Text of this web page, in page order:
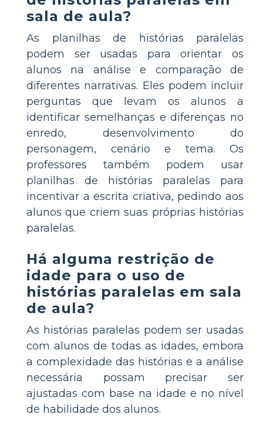
sala de aula?
As planilhas de histórias paralelas
podem ser usadas para orientar os
alunos na análise e comparação de
diferentes narrativas. Eles podem incluir
perguntas que levam os alunos a
identificar semelhanças e diferenças no
enredo, desenvolvimento do
personagem, cenário e tema. Os
professores também podem usar
planilhas de histórias paralelas para
incentivar a escrita criativa, pedindo aos
alunos que criem suas próprias histórias
paralelas.
Há alguma restrição de
idade para o uso de
histórias paralelas em sala
de aula?
As histórias paralelas podem ser usadas
com alunos de todas as idades, embora
a complexidade das histórias e a análise
necessária possam precisar ser
ajustadas com base na idade e no nível
de habilidade dos alunos.